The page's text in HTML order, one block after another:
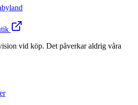
vid köp. Det påverkar aldrig våra